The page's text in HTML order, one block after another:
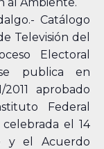
Catálogo
Televisión del
Electoral
publica en
aprobado
Federal
el 14
y el Acuerdo